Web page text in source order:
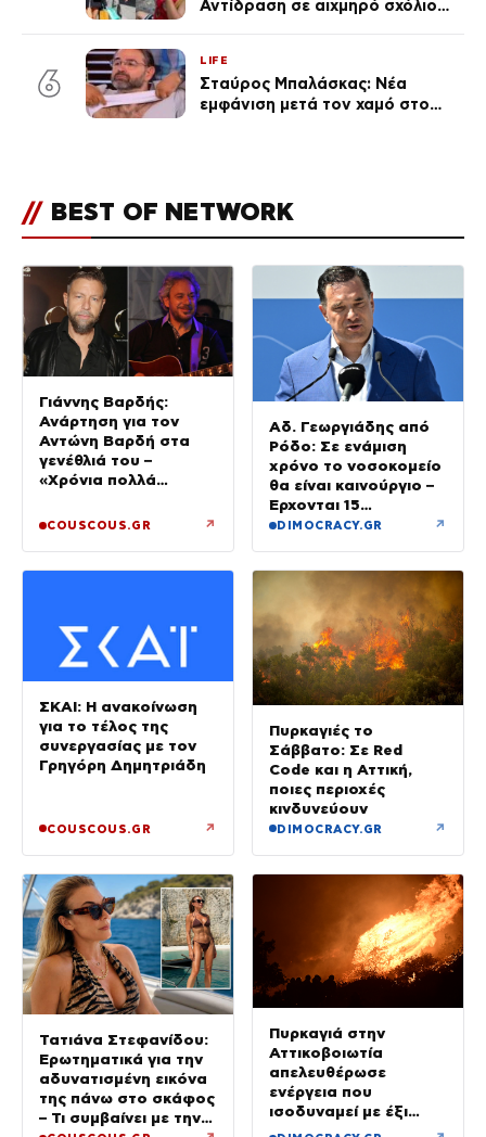
Αντίδραση σε αιχμηρό σχόλιο
6
LIFE
Σταύρος Μπαλάσκας: Νέα
εμφάνιση μετά τον χαμό στο
// BEST OF NETWORK
Γιάννης Βαρδής:
Ανάρτηση για τον
Αντώνη Βαρδή στα
γενέθλιά του –
«Χρόνια πολλά
COUSCOUS.GR ↗
Αδ. Γεωργιάδης από
Ρόδο: Σε ενάμιση
χρόνο το νοσοκομείο
θα είναι καινούργιο –
Έρχονται 15
νοσηλευτές και
DIMOCRACY.GR ↗
ΣΚΑΙ: Η ανακοίνωση
για το τέλος της
συνεργασίας με τον
Γρηγόρη Δημητριάδη
COUSCOUS.GR ↗
Πυρκαγιές το
Σάββατο: Σε Red
Code και η Αττική,
ποιες περιοχές
κινδυνεύουν
DIMOCRACY.GR ↗
Τατιάνα Στεφανίδου:
Ερωτηματικά για την
αδυνατισμένη εικόνα
της πάνω στο σκάφος
– Τι συμβαίνει με την
Πυρκαγιά στην
Αττικοβοιωτία
απελευθέρωσε
ενέργεια που
ισοδυναμεί με έξι
βόμβες Χιροσίμα